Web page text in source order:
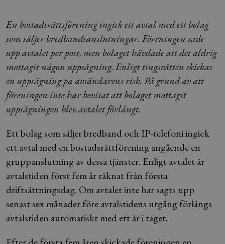
En bostadsrättsförening ingick ett avtal med ett bolag
som säljer bredbandsanslutningar. Föreningen sade
upp avtalet per post, men bolaget hävdade att det aldrig
mottagit någon uppsägning. Enligt tingsrätten skickas
en uppsägning på avsändarens risk. På grund av att
föreningen inte har bevisat att bolaget mottagit
uppsägningen blev avtalet förlängt.
Ett bolag som säljer bredband och IP-telefoni ingick
ett avtal med en bostadsrättförening angående en
gruppanslutning av dessa tjänster. Enligt avtalet är
avtalstiden först fem år räknat från första
driftsättningsdag. Om avtalet inte har sagts upp
senast sex månader före avtalstidens utgång förlängs
avtalstiden automatiskt med ett år i taget.